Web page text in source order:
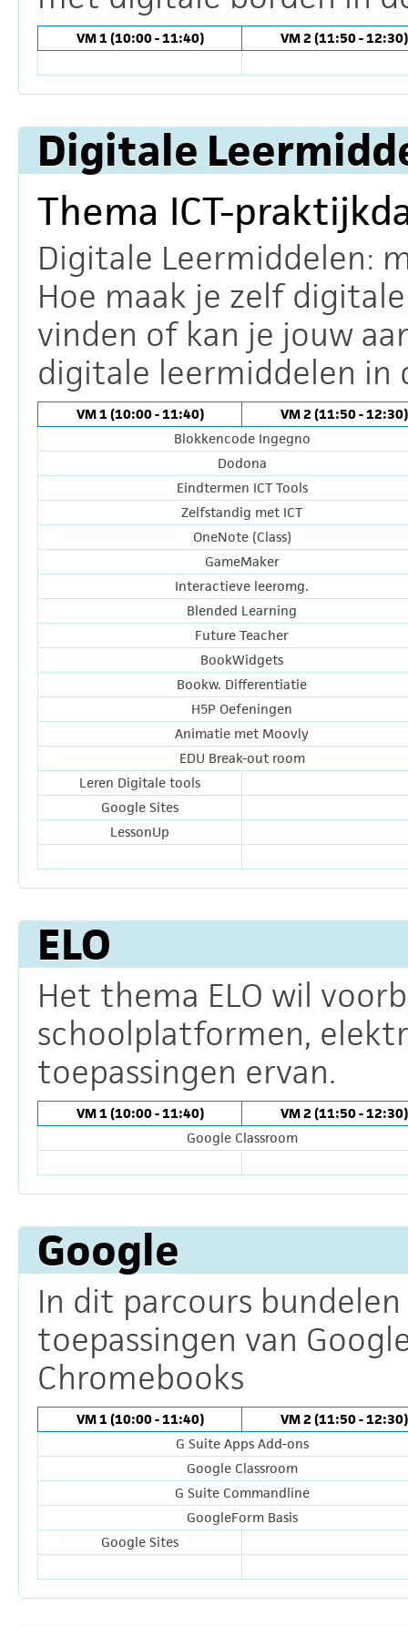
VM 1 (10:00 - 11:40) VM 2 (11:50 - 12:30)
Digitale
Thema ICT-
Digitale Leermiddelen:
Hoe maak je zelf
vinden of kan je jouw
digitale leermiddelen in
VM 1 (10:00 - 11:40)
VM 2 (11:50 - 12:30)
Blokkencode Ingegno
Dodona
Eindtermen ICT Tools
Zelfstandig met ICT
OneNote (Class)
GameMaker
Interactieve leeromg.
Blended Learning
Future Teacher
BookWidgets
Bookw. Differentiatie
H5P Oefeningen
Animatie met Moovly
EDU Break-out room
Leren Digitale tools
Google Sites
LessonUp
ELO
Het thema ELO wil
schoolplatformen,
toepassingen ervan.
VM 1 (10:00 - 11:40)
VM 2 (11:50 - 12:30)
Google Classroom
Google
In dit parcours bundelen
toepassingen van
Chromebooks
VM 1 (10:00 - 11:40)
VM 2 (11:50 - 12:30)
G Suite Apps Add-ons
Google Classroom
G Suite Commandline
GoogleForm Basis
Google Sites